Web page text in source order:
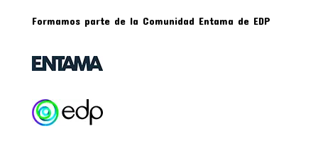
Formamos parte de la Comunidad Entama de EDP